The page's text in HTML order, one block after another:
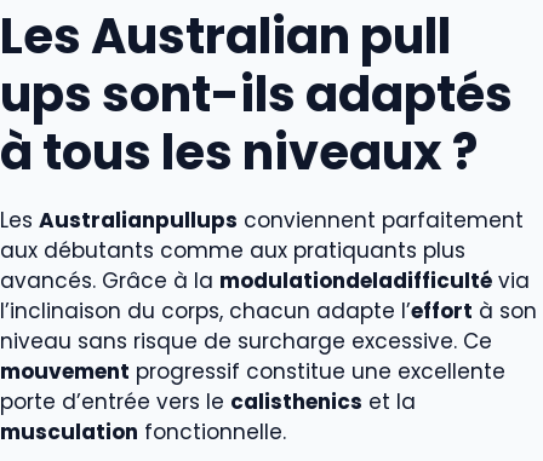
Les Australian pull
ups sont-ils adaptés
à tous les niveaux ?
Les Australianpullups conviennent parfaitement
aux débutants comme aux pratiquants plus
avancés. Grâce à la modulationdeladifficulté via
l’inclinaison du corps, chacun adapte l’effort à son
niveau sans risque de surcharge excessive. Ce
mouvement progressif constitue une excellente
porte d’entrée vers le calisthenics et la
musculation fonctionnelle.